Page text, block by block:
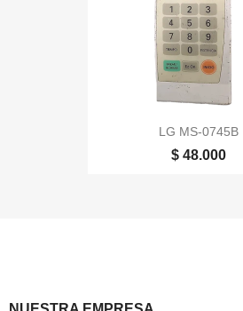
LG MS-0745B
$ 48.000